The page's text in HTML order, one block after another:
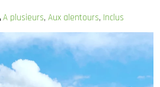
A plusieurs,Aux alentours, Inclus